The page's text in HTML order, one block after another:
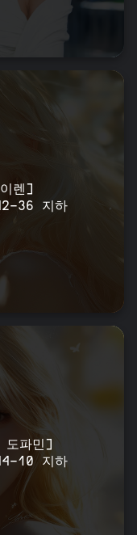
렌]
36 지하
파민]
10 지하